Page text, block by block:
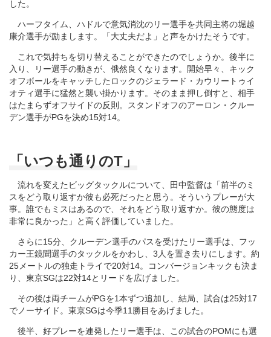
した。
ハーフタイム、ハドルで意気消沈のリー選手を共同主将の堀越
康介選手が励まします。「大丈夫だよ」と声をかけたそうです。
これで気持ちを切り替えることができたのでしょうか。後半に
入り、リー選手の動きが、俄然良くなります。開始早々、キック
オフボールをキャッチしたロックのジェラード・カウリートゥイ
オティ選手に猛然と襲い掛かります。そのまま押し倒すと、相手
はたまらずオフサイドの反則。スタンドオフのアーロン・クルー
デン選手がPGを決め15対14。
「いつも通りのT」
流れを変えたビッグタックルについて、田中監督は「前半のミ
スをどう取り返すか彼も必死だったと思う。そういうプレーが大
事。誰でもミスはあるので、それをどう取り返すか。彼の態度は
非常に良かった」と高く評価していました。
さらに15分、クルーデン選手のパスを受けたリー選手は、フッ
カー王鏡聞選手のタックルをかわし、3人を置き去りにします。約
25メートルの独走トライで20対14。コンバージョンキックも決ま
り、東京SGは22対14とリードを広げました。
その後は両チームがPGを1本ずつ追加し、結局、試合は25対17
でノーサイド。東京SGは今季11勝目をあげました。
後半、好プレーを連発したリー選手は、この試合のPOMにも選